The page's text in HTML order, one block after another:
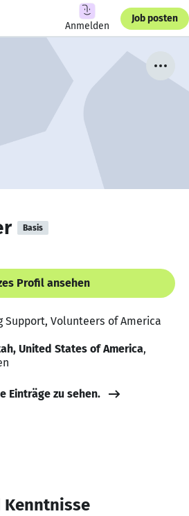
Anmelden
Job posten
Basis
Profil ansehen
Support, Volunteers of America
United States of America,
Einträge zu sehen.
Kenntnisse